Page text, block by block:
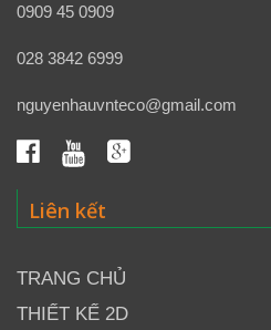
0909 45 0909
028 3842 6999
nguyenhauvnteco@gmail.com
Liên kết
TRANG CHỦ
THIẾT KẾ 2D